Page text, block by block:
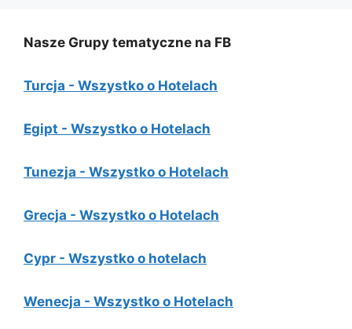
Nasze Grupy tematyczne na FB
Turcja - Wszystko o Hotelach
Egipt - Wszystko o Hotelach
Tunezja - Wszystko o Hotelach
Grecja - Wszystko o Hotelach
Cypr - Wszystko o hotelach
Wenecja - Wszystko o Hotelach